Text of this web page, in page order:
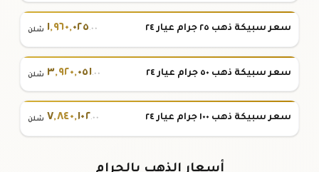
سعر سبيكة ذهب ٢٥ جرام عيار ٢٤ ١,٩٦٠,٠٢٥.٠٠ شلن
سعر سبيكة ذهب ٥٠ جرام عيار ٢٤ ٣,٩٢٠,٠٥١.٠٠ شلن
سعر سبيكة ذهب ١٠٠ جرام عيار ٢٤ ٧,٨٤٠,١٠٢ .٠٠ شلن